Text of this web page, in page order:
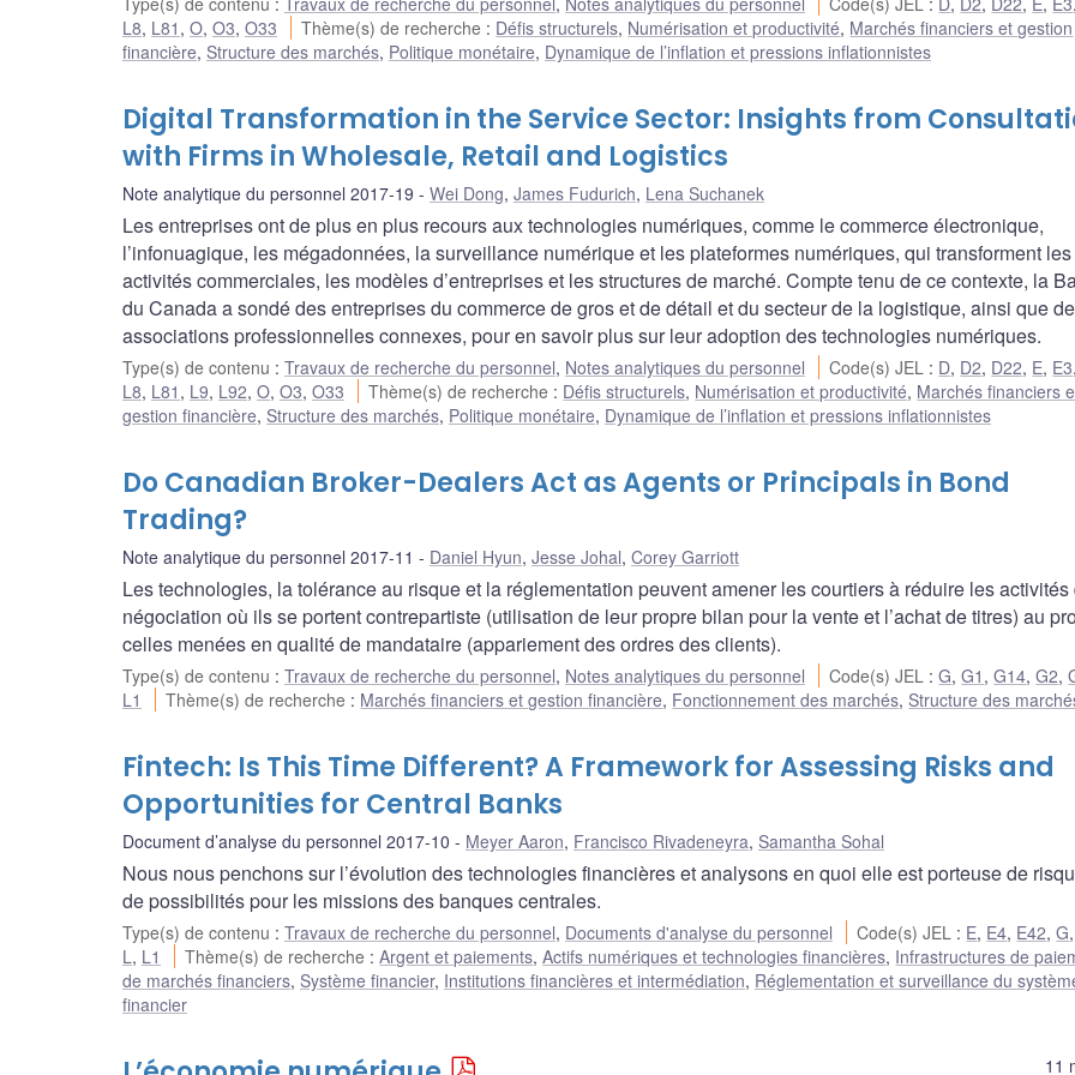
L8, L81 , O, O3, O33 Thème(s) de recherche : Défis structurels, Numérisation et productivité, Marchés financiers et gestion
financière, Structure des marchés, Politique monétaire, Dynamique de l’inflation et pressions inflationnistes
Digital Transformation in the Service Sector: Insights from
with Firms in Wholesale, Retail and Logistics
Note analytique du personnel 2017-19 Wei Dong, James Fudurich, Lena Suchanek
Les entreprises ont de plus en plus recours aux technologies numériques, comme le commerce électronique,
l’infonuagique, les mégadonnées, la surveillance numérique et les plateformes numériques, qui transforment les
activités commerciales, les modèles d’entreprises et les structures de marché. Compte tenu de ce contexte, la
du Canada a sondé des entreprises du commerce de gros et de détail et du secteur de la logistique, ainsi que
associations professionnelles connexes, pour en savoir plus sur leur adoption des technologies numériques.
Type(s) de contenu : Travaux de recherche du personnel, Notes analytiques du personnel Code(s) JEL : D, D2, D22, E, E3,
L8, L81 , L9, L92, O, O3, O33 Thème(s) de recherche : Défis structurels, Numérisation et productivité, Marchés financiers
gestion financière, Structure des marchés, Politique monétaire, Dynamique de l’inflation et pressions inflationnistes
Do Canadian Broker-Dealers Act as Agents or Principals in Bond
Trading?
Note analytique du personnel 2017-11 Daniel Hyun, Jesse Johal, Corey Garriott
Les technologies, la tolérance au risque et la réglementation peuvent amener les courtiers à réduire les activités
négociation où ils se portent contrepartiste (utilisation de leur propre bilan pour la vente et l’achat de titres) au
celles menées en qualité de mandataire (appariement des ordres des clients).
Type(s) de contenu : Travaux de recherche du personnel, Notes analytiques du personnel Code(s) JEL :G,G1 ,G14,G2,
L1
Thème(s) de recherche : Marchés financiers et gestion financière, Fonctionnement des marchés, Structure des
Fintech: Is This Time Different? A Framework for Assessing Risks and
Opportunities for Central Banks
Document d’analyse du personnel 2017-10 Meyer Aaron, Francisco Rivadeneyra, Samantha Sohal
Nous nous penchons sur l’évolution des technologies financières et analysons en quoi elle est porteuse de
de possibilités pour les missions des banques centrales.
Type(s) de contenu : Travaux de recherche du personnel, Documents d'analyse du personnel Code(s) JEL : E, E4, E42,G
L, L1 Thème(s) de recherche :Argent et paiements,Actifs numériques et technologies financières, Infrastructures de
de marchés financiers, Système financier, Institutions financières et intermédiation, Réglementation et surveillance du
financier
11